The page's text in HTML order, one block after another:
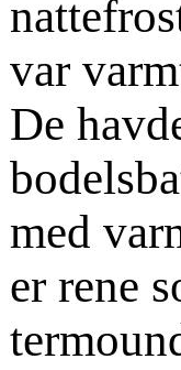
var
De
med
er rene